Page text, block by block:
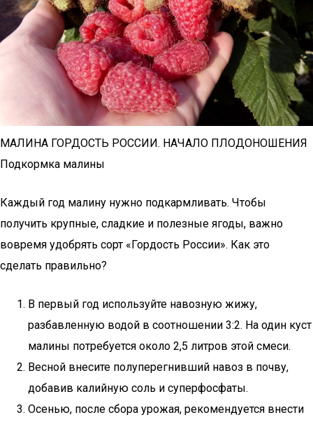
МАЛИНА ГОРДОСТЬ РОССИИ. НАЧАЛО ПЛОДОНОШЕНИЯ
Подкормка малины
Каждый год малину нужно подкармливать. Чтобы
получить крупные, сладкие и полезные ягоды, важно
вовремя удобрять сорт «Гордость России». Как это
сделать правильно?
В первый год используйте навозную жижу,
разбавленную водой в соотношении 3:2. На один куст
малины потребуется около 2,5 литров этой смеси.
Весной внесите полуперегнивший навоз в почву,
добавив калийную соль и суперфосфаты.
Осенью, после сбора урожая, рекомендуется внести